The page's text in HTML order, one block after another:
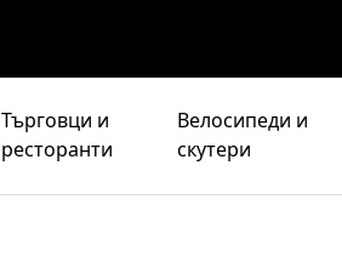
Търговци и
ресторанти
Велосипеди и
скутери